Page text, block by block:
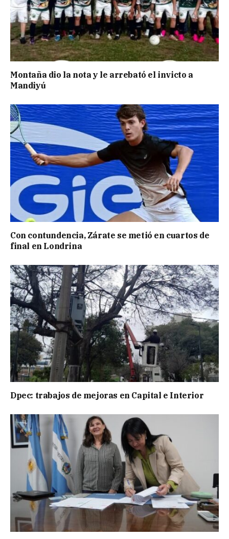
Montaña dio la nota y le arrebató el invicto a
Mandiyú
Con contundencia, Zárate se metió en cuartos de
final en Londrina
Dpec: trabajos de mejoras en Capital e Interior